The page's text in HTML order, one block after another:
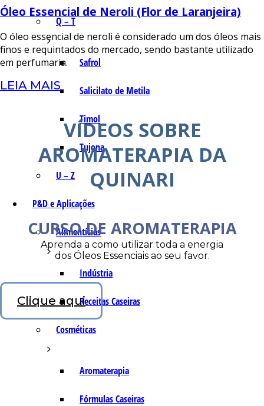
Q – T
Safrol
Salicilato de Metila
Timol
Tujona
U – Z
P&D e Aplicações
Alimentícias
Indústria
Receitas Caseiras
Cosméticas
Aromaterapia
Fórmulas Caseiras
Óleo Essencial de Neroli (Flor de Laranjeira)
O óleo essencial de neroli é considerado um dos óleos mais
finos e requintados do mercado, sendo bastante utilizado
em perfumaria.
LEIA MAIS
VÍDEOS SOBRE
AROMATERAPIA DA
QUINARI
CURSO DE AROMATERAPIA
Aprenda a como utilizar toda a energia
dos Óleos Essenciais ao seu favor.
Clique aqui